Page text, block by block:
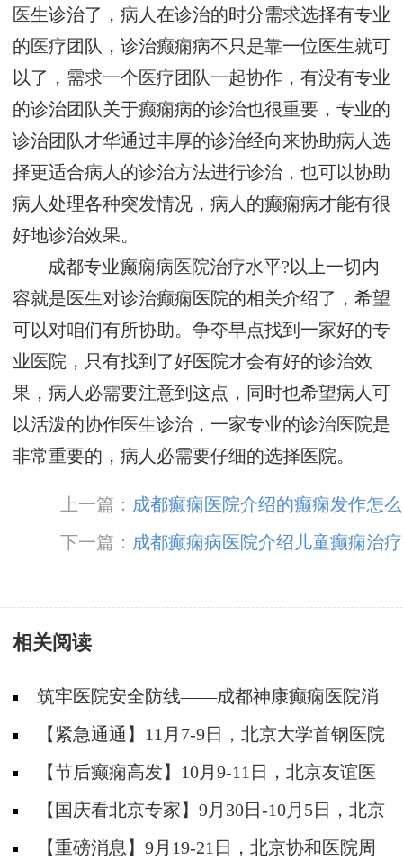
医生诊治了，病人在诊治的时分需求选择有专业
的医疗团队，诊治癫痫病不只是靠一位医生就可
以了，需求一个医疗团队一起协作，有没有专业
的诊治团队关于癫痫病的诊治也很重要，专业的
诊治团队才华通过丰厚的诊治经向来协助病人选
择更适合病人的诊治方法进行诊治，也可以协助
病人处理各种突发情况，病人的癫痫病才能有很
好地诊治效果。
成都专业癫痫病医院治疗水平?以上一切内
容就是医生对诊治癫痫医院的相关介绍了，希望
可以对咱们有所协助。争夺早点找到一家好的专
业医院，只有找到了好医院才会有好的诊治效
果，病人必需要注意到这点，同时也希望病人可
以活泼的协作医生诊治，一家专业的诊治医院是
非常重要的，病人必需要仔细的选择医院。
上一篇： 成都癫痫医院介绍的癫痫发作怎么
下一篇： 成都癫痫病医院介绍儿童癫痫治疗
相关阅读
筑牢医院安全防线——成都神康癫痫医院消
防安全培训纪实
【紧急通通】11月7-9日，北京大学首钢医院
神经内科胡颖教授亲临成都会诊，破解癫痫疑难
【节后癫痫高发】10月9-11日，北京友谊医
院陈葵博士免费会诊+治疗援助，破解癫痫难
题！
【国庆看北京专家】9月30日-10月5日，北京
天坛&首钢医院两大专家蓉城亲诊+癫痫大额救
【重磅消息】9月19-21日，北京协和医院周